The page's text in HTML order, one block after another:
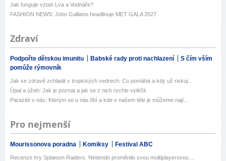
Jak funguje vztah Lva a Vodnáře?
FASHION NEWS: John Galliano headlinuje MET GALA 2027
Zdraví
Podpořte dětskou imunitu Babské rady proti nachlazení
S čím vším
pomůže rýmovník
Jak se zdravě zchladit v tropických vedrech: Co pomáhá a kdy už riskuj...
Úpal a úžeh: Jak je poznat a jak se z nich rychle vyléčit
Parazité v nás: Kterým se u nás líbí a kde v našem těle je můžeme nají...
Pro nejmenší
Mourissonova poradna Komiksy Festival ABC
Recenze hry Splatoon Raiders. Nintendo proměnilo svou multiplayerovou ...